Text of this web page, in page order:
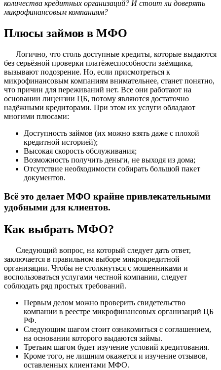
количества кредитных организаций? И стоит ли доверять
микрофинансовым компаниям?
Плюсы займов в МФО
Логично, что столь доступные кредиты, которые выдаются
без серьёзной проверки платёжеспособности заёмщика,
вызывают подозрение. Но, если присмотреться к
микрофинансовым компаниям внимательнее, станет понятно,
что причин для переживаний нет. Все они работают на
основании лицензии ЦБ, потому являются достаточно
надёжными кредиторами. При этом их услуги обладают
многими плюсами:
Доступность займов (их можно взять даже с плохой
кредитной историей);
Высокая скорость обслуживания;
Возможность получить деньги, не выходя из дома;
Отсутствие необходимости собирать большой пакет
документов.
Всё это делает МФО крайне привлекательными
удобными для клиентов.
Как выбрать МФО?
Следующий вопрос, на который следует дать ответ,
заключается в правильном выборе микрокредитной
организации. Чтобы не столкнуться с мошенниками и
воспользоваться услугами честной компании, следует
соблюдать ряд простых требований.
Первым делом можно проверить свидетельство
компании в реестре микрофинансовых организаций ЦБ
РФ.
Следующим шагом стоит ознакомиться с соглашением,
на основании которого выдаются займы.
Третьим шагом будет изучение условий кредитования.
Кроме того, не лишним окажется и изучение отзывов,
оставленных клиентами МФО.